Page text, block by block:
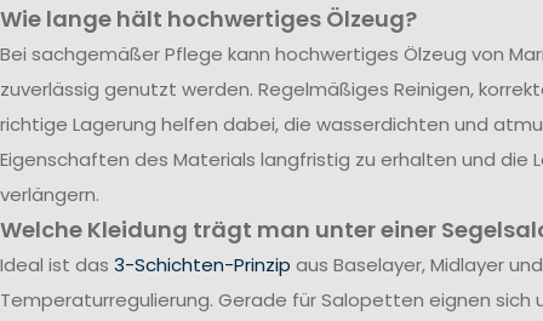
Wie lange hält hochwertiges Ölzeug?
Bei sachgemäßer Pflege kann hochwertiges Ölzeug von
zuverlässig genutzt werden. Regelmäßiges Reinigen,
richtige Lagerung helfen dabei, die wasserdichten und
Eigenschaften des Materials langfristig zu erhalten und die
verlängern.
Welche Kleidung trägt man unter einer
Ideal ist das 3-Schichten-Prinzip aus Baselayer, Midlayer
Temperaturregulierung. Gerade für Salopetten eignen sich